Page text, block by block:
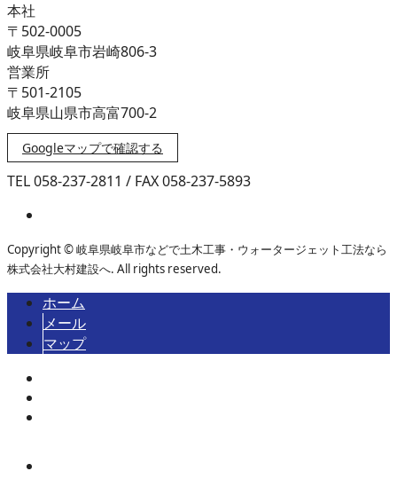
本社
〒502-0005
岐阜県岐阜市岩崎806-3
営業所
〒501-2105
岐阜県山県市高富700-2
Googleマップで確認する
TEL 058-237-2811 / FAX 058-237-5893
Copyright © 岐阜県岐阜市などで土木工事・ウォータージェット工法なら
株式会社大村建設へ. All rights reserved.
ホーム
メール
マップ